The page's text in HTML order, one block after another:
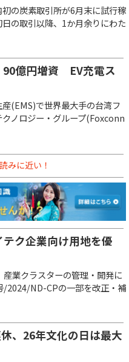
の炭素取引所が6月末に試行稼
の取引以降、1か月余りにわた
90億円増資 EV充電ス
(EMS)で世界最大手の台湾フ
クノロジー・グループ(Foxconn
みに近い！
ク企業向け用地を優
業クラスターの管理・開発に
/2024/ND-CPの一部を改正・補
、26年文化の日は最大